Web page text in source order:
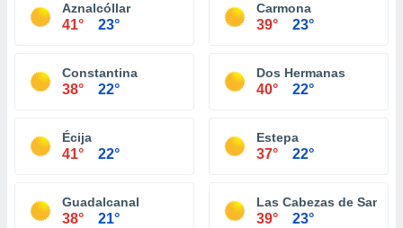
Aznalcóllar
41° 23°
Carmona
39° 23°
Constantina
38° 22°
Dos Hermanas
40° 22°
Écija
41° 22°
Estepa
37° 22°
Guadalcanal
38° 21°
Las Cabezas de San
39° 23°